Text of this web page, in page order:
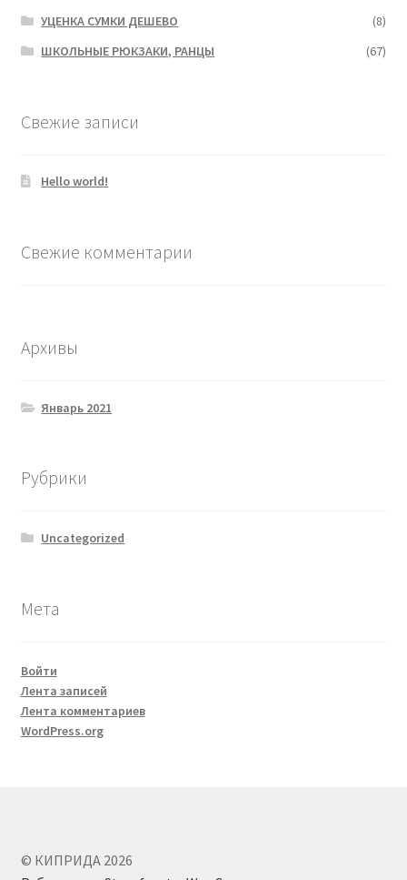
УЦЕНКА СУМКИ ДЕШЕВО
(8)
ШКОЛЬНЫЕ РЮКЗАКИ, РАНЦЫ
(67)
Свежие записи
Hello world!
Свежие комментарии
Архивы
Январь 2021
Рубрики
Uncategorized
Мета
Войти
Лента записей
Лента комментариев
WordPress.org
© КИПРИДА 2026